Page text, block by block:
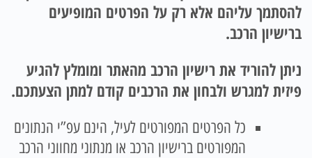
להסתמך עליהם אלא רק על הפרטים המופיעים
ברישיון הרכב.
ניתן להוריד את רישיון הרכב מהאתר ומומלץ להגיע
פיזית למגרש ולבחון את הרכבים קודם למתן הצעתכם.
כל הפרטים המפורטים לעיל, הינם עפ”י הנתונים
המפורטים ברישיון הרכב או מנתוני מחווני הרכב